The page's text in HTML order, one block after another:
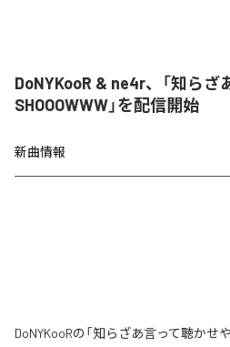
DoNYKooR & ne4r、「知ら
SHOOOWWW」を配信開始
新曲情報
DoNYKooRの「知らざあ言って聴かせ